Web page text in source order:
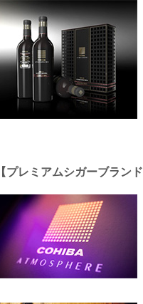
【プレミアムシガーブラン